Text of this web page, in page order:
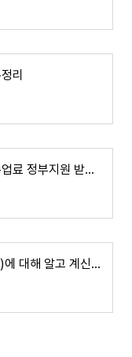
리
교육급여로 교육비와 수업료 정부지원 받으셨나요❓
출산휴가(출산전후휴가)에 대해 알고 계신가요?